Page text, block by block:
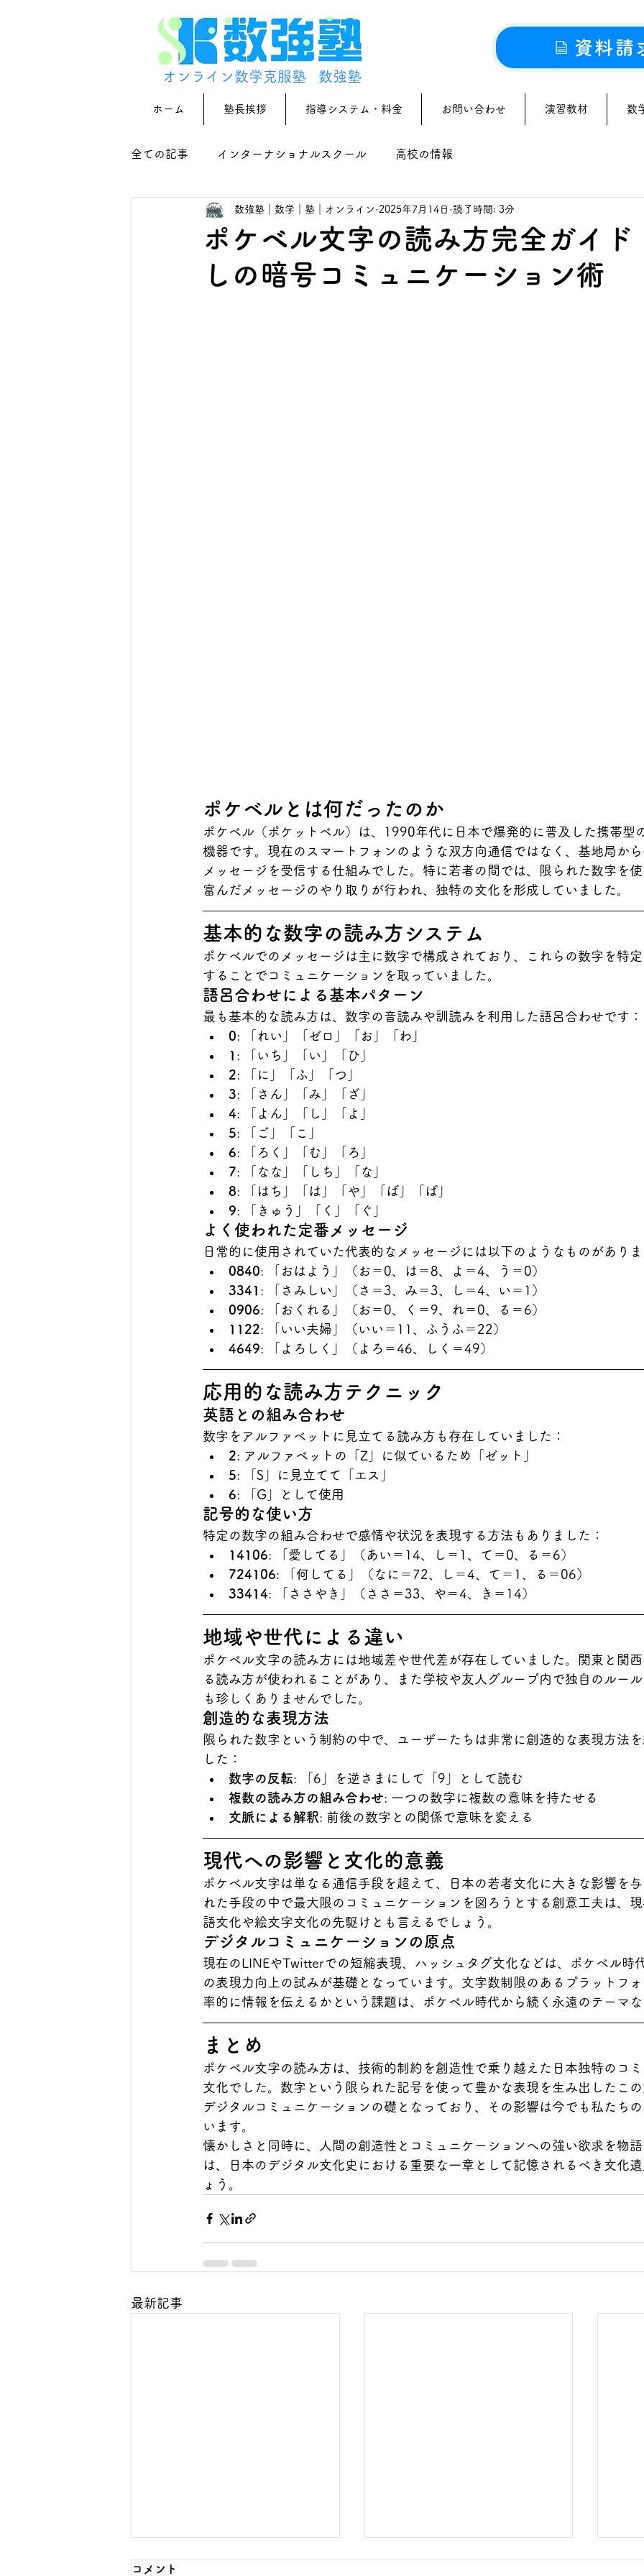
オンライン数学克服塾 数強塾
資料請
ホーム 塾長挨拶 指導システム・料金 お問い合わせ 演習教材 数
全ての記事 インターナショナルスクール 高校の情報
ポケベル文字の読み方完全ガイド
しの暗号コミュニケーション術
数強塾｜数学｜塾｜オンライン 2025年7月14日 読了時間: 3分
ポケベルとは何だったのか
ポケベル（ポケットベル）は、1990年代に日本で爆発的に普及した携帯型
機器です。現在のスマートフォンのような双方向通信ではなく、基地局か
メッセージを受信する仕組みでした。特に若者の間では、限られた数字を
富んだメッセージのやり取りが行われ、独特の文化を形成していました。
基本的な数字の読み方システム
ポケベルでのメッセージは主に数字で構成されており、これらの数字を特
することでコミュニケーションを取っていました。
語呂合わせによる基本パターン
最も基本的な読み方は、数字の音読みや訓読みを利用した語呂合わせです：
0: 「れい」「ゼロ」「お」「わ」
1 : 「いち」「い」「ひ」
2: 「に」「ふ」「つ」
3: 「さん」「み」「ざ」
4: 「よん」「し」「よ」
5: 「ご」「こ」
6: 「ろく」「む」「ろ」
7: 「なな」「しち」「な」
8: 「はち」「は」「や」「ば」「ぱ」
9: 「きゅう」「く」「ぐ」
よく使われた定番メッセージ
日常的に使用されていた代表的なメッセージには以下のようなものがあり
0840: 「おはよう」（お＝0、は＝8、よ＝4、う＝0）
3341 : 「さみしい」（さ＝3、み＝3、し＝4、い＝1）
0906: 「おくれる」（お＝0、く＝9、れ＝0、る＝6）
1122: 「いい夫婦」（いい＝11、ふうふ＝22）
4649: 「よろしく」（よろ＝46、しく＝49）
応用的な読み方テクニック
英語との組み合わせ
数字をアルファベットに見立てる読み方も存在していました：
2: アルファベットの「Z」に似ているため「ゼット」
5: 「S」に見立てて「エス」
6: 「G」として使用
記号的な使い方
特定の数字の組み合わせで感情や状況を表現する方法もありました：
14106: 「愛してる」（あい＝14、し＝1、て＝0、る＝6）
724106: 「何してる」（なに＝72、し＝4、て＝1、る＝06）
33414: 「ささやき」（ささ＝33、や＝4、き＝14）
地域や世代による違い
ポケベル文字の読み方には地域差や世代差が存在していました。関東と関
る読み方が使われることがあり、また学校や友人グループ内で独自のルー
も珍しくありませんでした。
創造的な表現方法
限られた数字という制約の中で、ユーザーたちは非常に創造的な表現方法
した：
数字の反転: 「6」を逆さまにして「9」として読む
複数の読み方の組み合わせ: 一つの数字に複数の意味を持たせる
文脈による解釈: 前後の数字との関係で意味を変える
現代への影響と文化的意義
ポケベル文字は単なる通信手段を超えて、日本の若者文化に大きな影響を
れた手段の中で最大限のコミュニケーションを図ろうとする創意工夫は、
語文化や絵文字文化の先駆けとも言えるでしょう。
デジタルコミュニケーションの原点
現在のLINEやTwitterでの短縮表現、ハッシュタグ文化などは、ポケベル時
の表現力向上の試みが基礎となっています。文字数制限のあるプラットフ
率的に情報を伝えるかという課題は、ポケベル時代から続く永遠のテーマ
まとめ
ポケベル文字の読み方は、技術的制約を創造性で乗り越えた日本独特のコ
文化でした。数字という限られた記号を使って豊かな表現を生み出したこ
デジタルコミュニケーションの礎となっており、その影響は今でも私たち
います。
懐かしさと同時に、人間の創造性とコミュニケーションへの強い欲求を物
は、日本のデジタル文化史における重要な一章として記憶されるべき文化
ょう。
最新記事
コメント